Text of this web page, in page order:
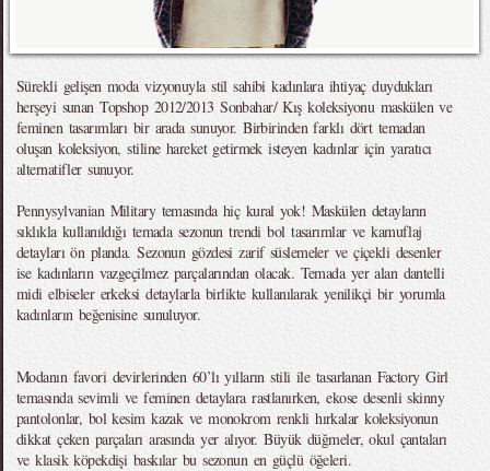
Sürekli gelişen moda vizyonuyla stil sahibi kadınlara ihtiyaç duydukları
herşeyi sunan Topshop 2012/2013 Sonbahar/ Kış koleksiyonu maskülen ve
feminen tasarımları bir arada sunuyor. Birbirinden farklı dört temadan
oluşan koleksiyon, stiline hareket getirmek isteyen kadınlar için yaratıcı
alternatifler sunuyor.
Pennysylvanian Military temasında hiç kural yok! Maskülen detayların
sıklıkla kullanıldığı temada sezonun trendi bol tasarımlar ve kamuflaj
detayları ön planda. Sezonun gözdesi zarif süslemeler ve çiçekli desenler
ise kadınların vazgeçilmez parçalarından olacak. Temada yer alan dantelli
midi elbiseler erkeksi detaylarla birlikte kullanılarak yenilikçi bir yorumla
kadınların beğenisine sunuluyor.
Modanın favori devirlerinden 60’lı yılların stili ile tasarlanan Factory Girl
temasında sevimli ve feminen detaylara rastlanırken, ekose desenli skinny
pantolonlar, bol kesim kazak ve monokrom renkli hırkalar koleksiyonun
dikkat çeken parçaları arasında yer alıyor. Büyük düğmeler, okul çantaları
ve klasik köpekdişi baskılar bu sezonun en güçlü öğeleri.